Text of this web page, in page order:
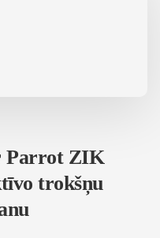
Parrot ZIK
trokšņu